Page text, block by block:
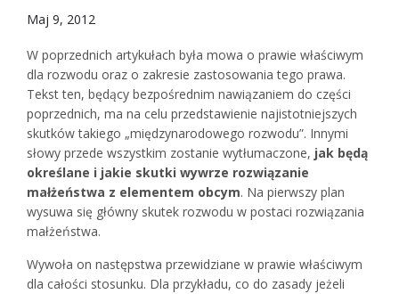
Maj 9, 2012
W poprzednich artykułach była mowa o prawie właściwym
dla rozwodu oraz o zakresie zastosowania tego prawa.
Tekst ten, będący bezpośrednim nawiązaniem do części
poprzednich, ma na celu przedstawienie najistotniejszych
skutków takiego „międzynarodowego rozwodu”. Innymi
słowy przede wszystkim zostanie wytłumaczone, jak będą
określane i jakie skutki wywrze rozwiązanie
małżeństwa z elementem obcym. Na pierwszy plan
wysuwa się główny skutek rozwodu w postaci rozwiązania
małżeństwa.
Wywoła on następstwa przewidziane w prawie właściwym
dla całości stosunku. Dla przykładu, co do zasady jeżeli